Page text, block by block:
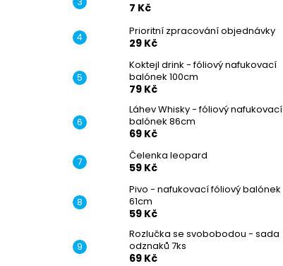
7 Kč
Prioritní zpracování objednávky
29 Kč
Koktejl drink - fóliový nafukovací
balónek 100cm
79 Kč
Láhev Whisky - fóliový nafukovací
balónek 86cm
69 Kč
Čelenka leopard
59 Kč
Pivo - nafukovací fóliový balónek
61cm
59 Kč
Rozlučka se svobobodou - sada
odznaků 7ks
69 Kč